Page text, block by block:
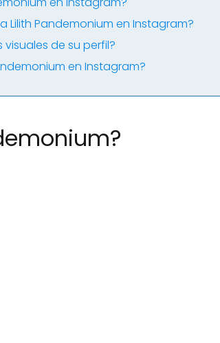
Pandemonium en Instagram?
de su perfil?
en Instagram?